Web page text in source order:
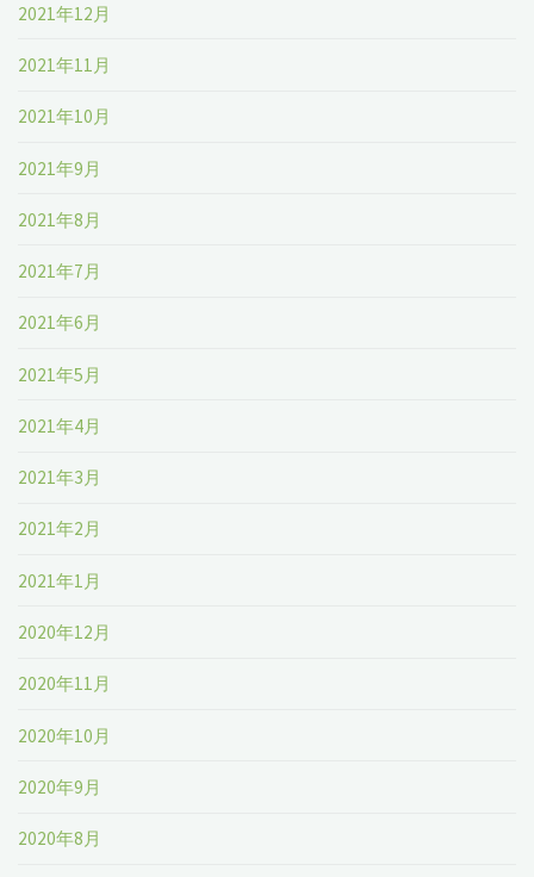
2021年12月
2021年11月
2021年10月
2021年9月
2021年8月
2021年7月
2021年6月
2021年5月
2021年4月
2021年3月
2021年2月
2021年1月
2020年12月
2020年11月
2020年10月
2020年9月
2020年8月